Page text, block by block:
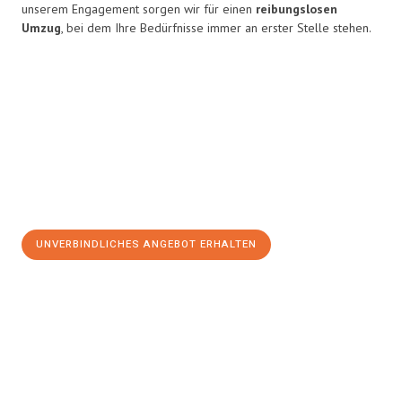
unserem Engagement sorgen wir für einen reibungslosen
Umzug, bei dem Ihre Bedürfnisse immer an erster Stelle stehen.
UNVERBINDLICHES ANGEBOT ERHALTEN